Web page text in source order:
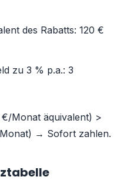
des Rabatts: 120 €
zu 3 % p.a.: 3
Monat äquivalent) >
→ Sofort zahlen.